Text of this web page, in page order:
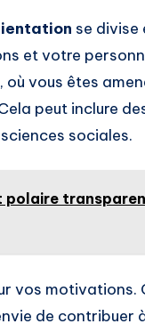
se divise
et votre
vous êtes
peut inclure
sociales.
polaire
vos motivations.
de contribuer